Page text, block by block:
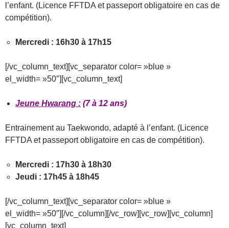
l’enfant. (Licence FFTDA et passeport obligatoire en cas de
compétition).
Mercredi : 16h30 à 17h15
[/vc_column_text][vc_separator color= »blue »
el_width= »50″][vc_column_text]
Jeune Hwarang : (7 à 12 ans)
Entrainement au Taekwondo, adapté à l’enfant. (Licence
FFTDA et passeport obligatoire en cas de compétition).
Mercredi : 17h30 à 18h30
Jeudi : 17h45 à 18h45
[/vc_column_text][vc_separator color= »blue »
el_width= »50″][/vc_column][/vc_row][vc_row][vc_column]
[vc_column_text]